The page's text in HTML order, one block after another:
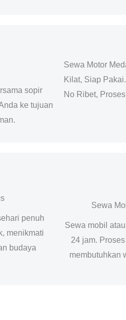
sopir
ke tujuan
Sewa Motor
Kilat, Siap
No Ribet,
penuh
menikmati
budaya
Sewa
Sewa mobil
24 jam.
membutuhkan